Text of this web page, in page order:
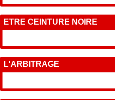
ETRE CEINTURE NOIRE
L'ARBITRAGE